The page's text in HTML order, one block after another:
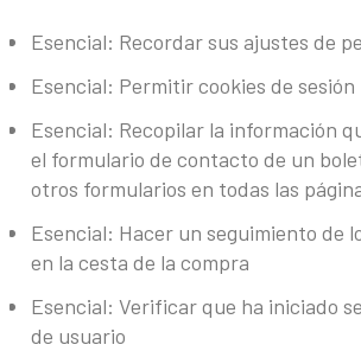
Esencial: Recordar sus ajustes de
Esencial: Permitir cookies de sesión
Esencial: Recopilar la información
el formulario de contacto de un
otros formularios en todas las
Esencial: Hacer un seguimiento de
en la cesta de la compra
Esencial: Verificar que ha iniciado
de usuario